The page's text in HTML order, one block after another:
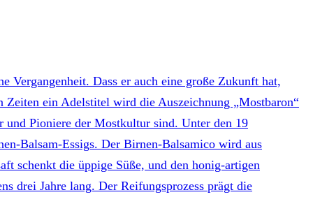
Vergangenheit. Dass er auch eine große Zukunft hat,
ein Adelstitel wird die Auszeichnung „Mostbaron“
Pioniere der Mostkultur sind. Unter den 19
Balsam-Essigs. Der Birnen-Balsamico wird aus
schenkt die üppige Süße, und den honig-artigen
drei Jahre lang. Der Reifungsprozess prägt die